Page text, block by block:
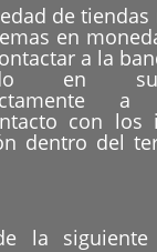
de
en
a la
en
con los
dentro del
la